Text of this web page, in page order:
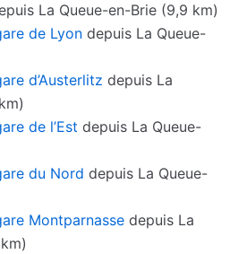
La Queue-en-Brie (9,9 km)
de Lyon depuis La Queue-
d’Austerlitz depuis La
de l’Est depuis La Queue-
du Nord depuis La Queue-
Montparnasse depuis La